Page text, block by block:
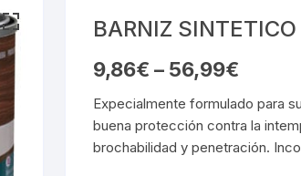
BARNIZ
9,86€ – 56,99€
Expecialmente formulado para
buena protección contra la
brochabilidad y penetración.